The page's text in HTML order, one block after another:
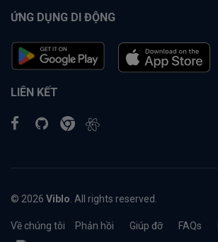
ỨNG DỤNG DI ĐỘNG
LIÊN KẾT
© 2026 Viblo . All rights reserved.
Về chúng tôi Phản hồi Giúp đỡ FAQs